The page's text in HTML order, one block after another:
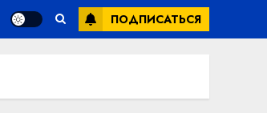
ПОДПИСАТЬСЯ